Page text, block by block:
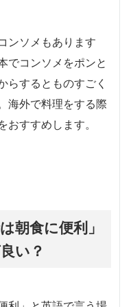
ンソメもあります
でコンソメをポンと
らするとものすごく
海外で料理をする際
すすめします。
朝食に便利」
い？